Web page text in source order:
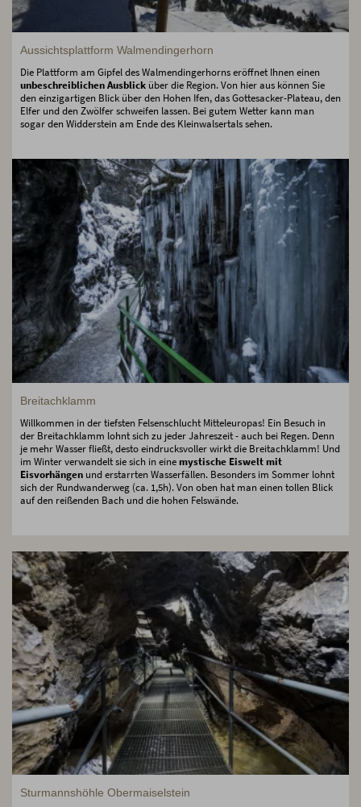
Aussichtsplattform Walmendingerhorn
Die Plattform am Gipfel des Walmendingerhorns eröffnet Ihnen einen
unbeschreiblichen Ausblick über die Region. Von hier aus können Sie
den einzigartigen Blick über den Hohen Ifen, das Gottesacker-Plateau, den
Elfer und den Zwölfer schweifen lassen. Bei gutem Wetter kann man
sogar den Widderstein am Ende des Kleinwalsertals sehen.
Breitachklamm
Willkommen in der tiefsten Felsenschlucht Mitteleuropas! Ein Besuch in
der Breitachklamm lohnt sich zu jeder Jahreszeit - auch bei Regen. Denn
je mehr Wasser fließt, desto eindrucksvoller wirkt die Breitachklamm! Und
im Winter verwandelt sie sich in einemystische Eiswelt mit
Eisvorhängen und erstarrten Wasserfällen. Besonders im Sommer lohnt
sich der Rundwanderweg (ca. 1,5h). Von oben hat man einen tollen Blick
auf den reißenden Bach und die hohen Felswände.
Sturmannshöhle Obermaiselstein